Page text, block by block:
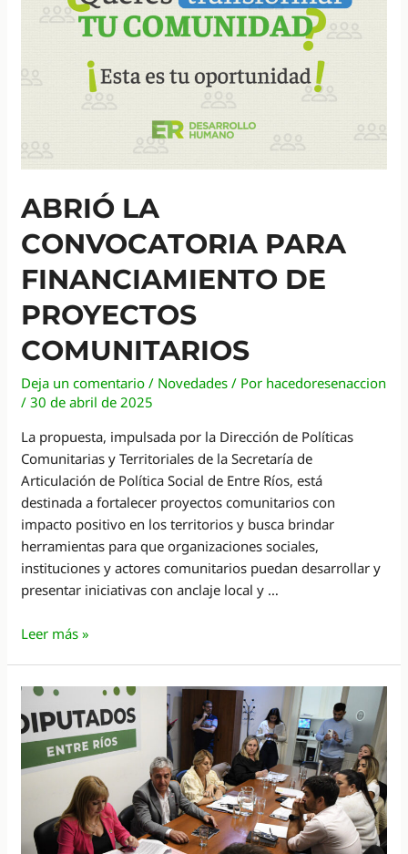
Cultura
ABRIÓ LA
CONVOCATORIA PARA
FINANCIAMIENTO DE
PROYECTOS
COMUNITARIOS
Deja un comentario / Novedades / Por hacedoresenaccion
/30 de abril de 2025
La propuesta, impulsada por la Dirección de Políticas
Comunitarias y Territoriales de la Secretaría de
Articulación de Política Social de Entre Ríos, está
destinada a fortalecer proyectos comunitarios con
impacto positivo en los territorios y busca brindar
herramientas para que organizaciones sociales,
instituciones y actores comunitarios puedan desarrollar y
presentar iniciativas con anclaje local y …
Abrió
para
financiamiento
de
proyectos
comunitarios
Leer más »